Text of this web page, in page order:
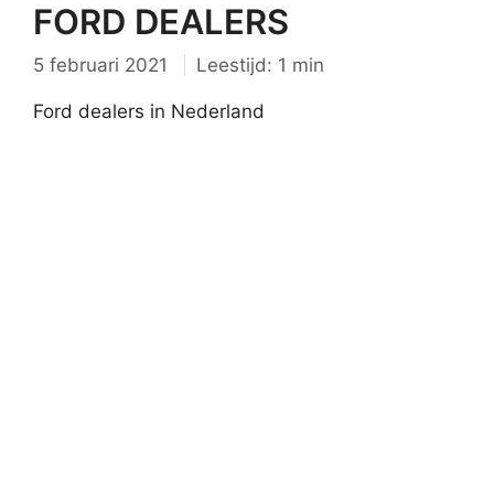
FORD DEALERS
5 februari 2021 Leestijd: 1 min
Ford dealers in Nederland